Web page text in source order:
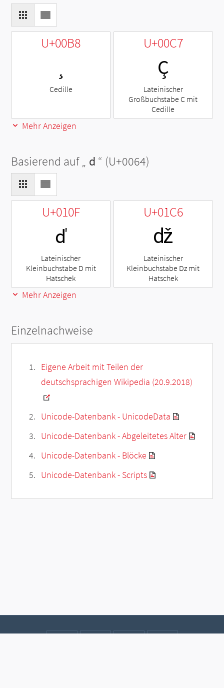
U+00B8
Cedille
U+00C7
Ç
Lateinischer
Großbuchstabe C mit
Cedille
Mehr Anzeigen
Basierend auf „ d “ (U+0064)
U+010F
ď
Lateinischer
Kleinbuchstabe D mit
Hatschek
U+01C6
ǆ
Lateinischer
Kleinbuchstabe Dz mit
Hatschek
Mehr Anzeigen
Einzelnachweise
Eigene Arbeit mit Teilen der
deutschsprachigen Wikipedia (20.9.2018)
Unicode-Datenbank - UnicodeData
Unicode-Datenbank - Abgeleitetes Alter
Unicode-Datenbank - Blöcke
Unicode-Datenbank - Scripts